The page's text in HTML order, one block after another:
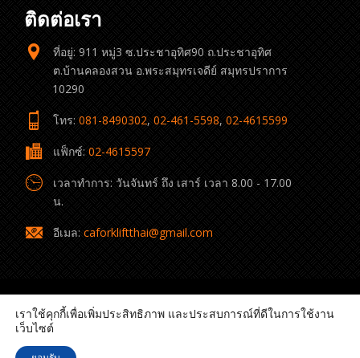
ติดต่อเรา
ที่อยู่: 911 หมู่3 ซ.ประชาอุทิศ90 ถ.ประชาอุทิศ
ต.บ้านคลองสวน อ.พระสมุทรเจดีย์ สมุทรปราการ
10290
โทร: 081-8490302, 02-461-5598, 02-4615599
แฟ็กซ์: 02-4615597
เวลาทำการ: วันจันทร์ ถึง เสาร์ เวลา 8.00 - 17.00
น.
อีเมล: caforkliftthai@gmail.com
เราใช้คุกกี้เพื่อเพิ่มประสิทธิภาพ และประสบการณ์ที่ดีในการใช้งาน
เว็บไซต์